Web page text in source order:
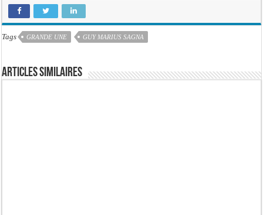
Tags GRANDE UNE GUY MARIUS SAGNA
Articles similaires